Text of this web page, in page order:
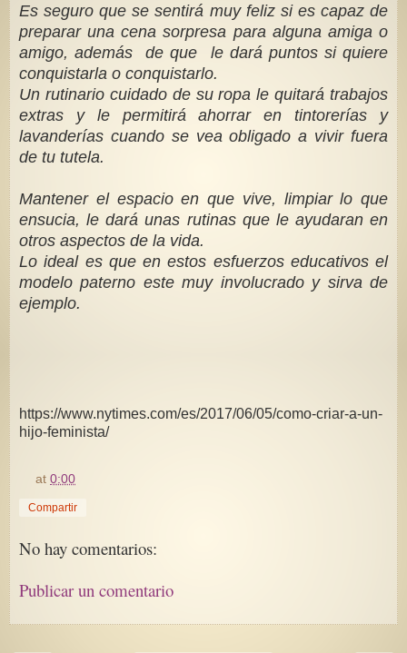
Es seguro que se sentirá muy feliz si es capaz de
preparar una cena sorpresa para alguna amiga o
amigo, además de que le dará puntos si quiere
conquistarla o conquistarlo.
Un rutinario cuidado de su ropa le quitará trabajos
extras y le permitirá ahorrar en tintorerías y
lavanderías cuando se vea obligado a vivir fuera
de tu tutela.
Mantener el espacio en que vive, limpiar lo que
ensucia, le dará unas rutinas que le ayudaran en
otros aspectos de la vida.
Lo ideal es que en estos esfuerzos educativos el
modelo paterno este muy involucrado y sirva de
ejemplo.
https://www.nytimes.com/es/2017/06/05/como-criar-a-un-
hijo-feminista/
at0:00
Compartir
No hay comentarios:
Publicar un comentario